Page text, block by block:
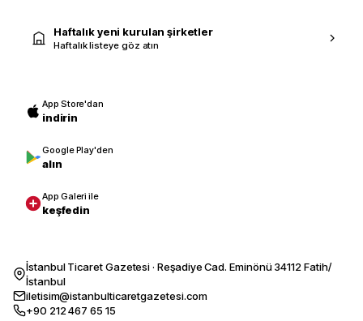
Haftalık yeni kurulan şirketler
Haftalık listeye göz atın
App Store'dan
indirin
Google Play'den
alın
App Galeri ile
keşfedin
İstanbul Ticaret Gazetesi · Reşadiye Cad. Eminönü 34112 Fatih/
İstanbul
iletisim@istanbulticaretgazetesi.com
+90 212 467 65 15